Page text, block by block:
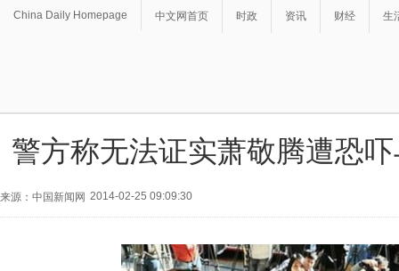
China Daily Homepage 中文网首页 时政 资讯 财经 生
警方称无法证实萧敬腾遭恐
来源：中国新闻网 2014-02-25 09:09:30